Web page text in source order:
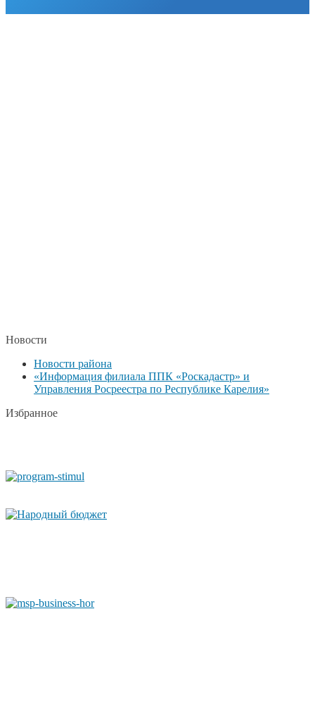
Новости
Новости района
«Информация филиала ППК «Роскадастр» и
Управления Росреестра по Республике Карелия»
Избранное